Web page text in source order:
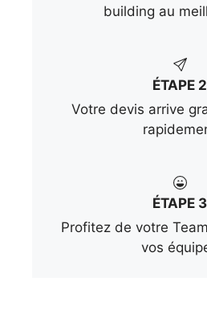
building au
ÉTAPE 2
Votre devis arrive
ÉTAPE 3
Profitez de votre
vos